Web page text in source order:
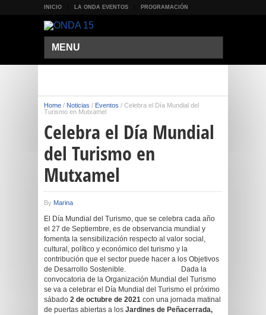
INICIO LA ONDA EVENTOS PROGRAMACIÓN
MENU
Home / Noticias / Eventos / Celebra el Día Mundial del
Turismo en Mutxamel
Celebra el Día Mundial
del Turismo en
Mutxamel
By Marina
El Día Mundial del Turismo, que se celebra cada año
el 27 de Septiembre, es de observancia mundial y
fomenta la sensibilización respecto al valor social,
cultural, político y económico del turismo y la
contribución que el sector puede hacer a los Objetivos
de Desarrollo Sostenible. Dada la
convocatoria de la Organización Mundial del Turismo
se va a celebrar el Día Mundial del Turismo el próximo
sábado 2 de octubre de 2021 con una jornada matinal
de puertas abiertas a los Jardines de Peñacerrada,